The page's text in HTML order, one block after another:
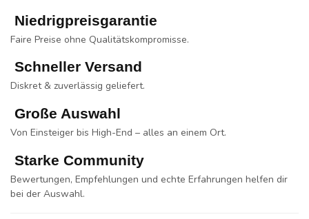
Niedrigpreisgarantie
Faire Preise ohne Qualitätskompromisse.
Schneller Versand
Diskret & zuverlässig geliefert.
Große Auswahl
Von Einsteiger bis High-End – alles an einem Ort.
Starke Community
Bewertungen, Empfehlungen und echte Erfahrungen helfen dir
bei der Auswahl.